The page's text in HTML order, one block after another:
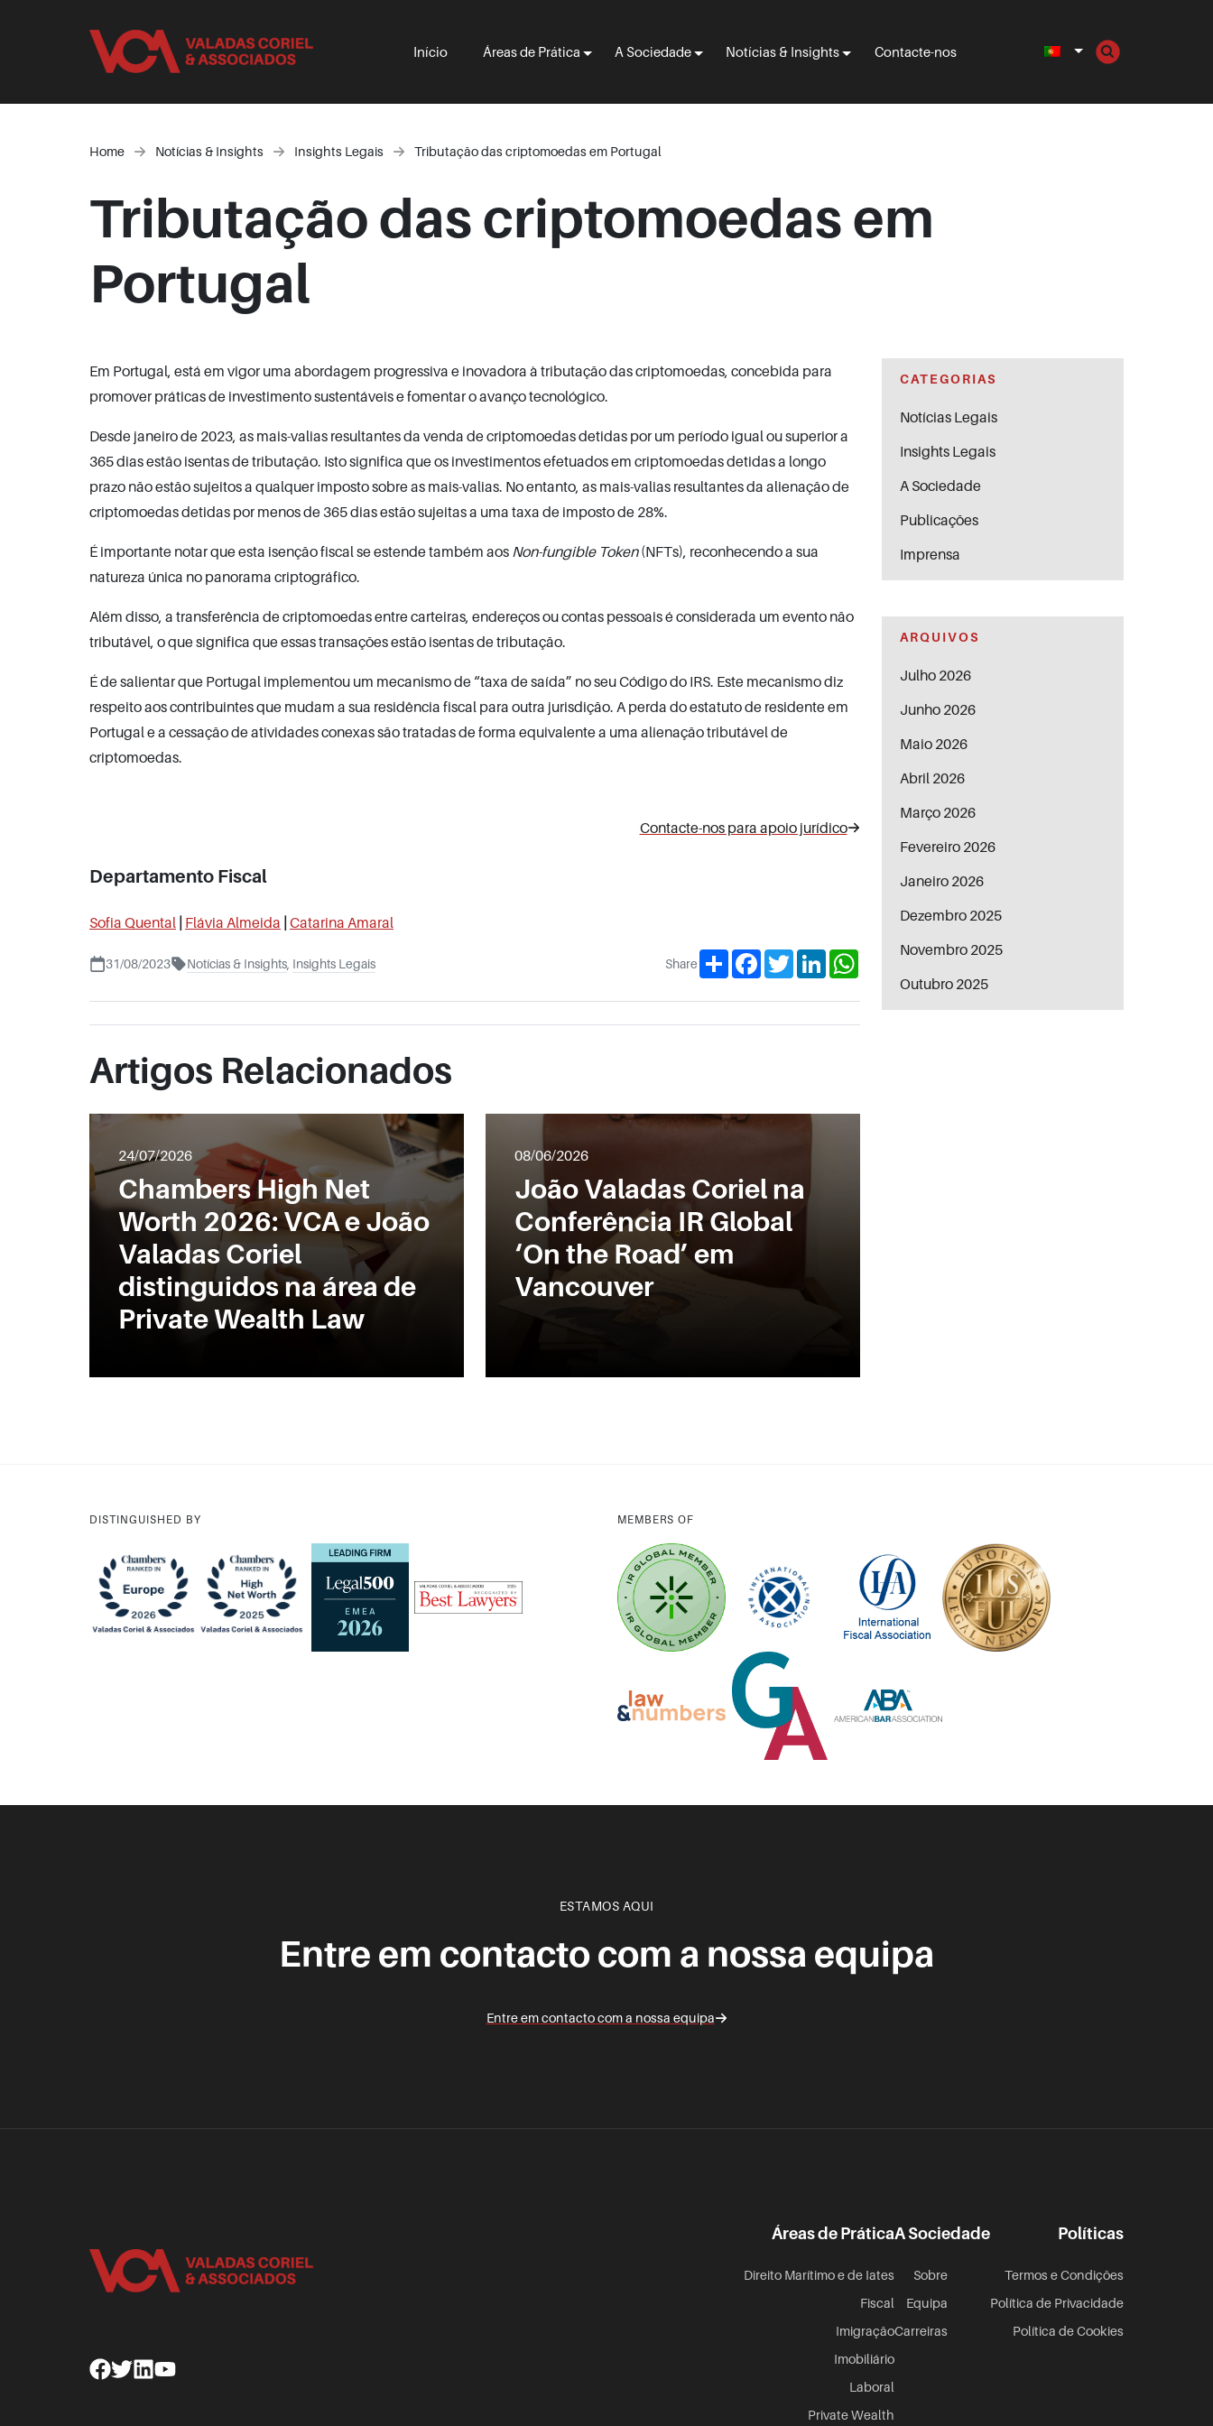
Início Áreas de Prática A Sociedade Notícias & Insights Contacte-nos
Home Notícias & Insights Insights Legais Tributação das criptomoedas em Portugal
Tributação das criptomoedas em
Portugal
Em Portugal, está em vigor uma abordagem progressiva e inovadora à tributação das criptomoedas, concebida para
promover práticas de investimento sustentáveis e fomentar o avanço tecnológico.
Desde janeiro de 2023, as mais-valias resultantes da venda de criptomoedas detidas por um período igual ou superior a
365 dias estão isentas de tributação. Isto significa que os investimentos efetuados em criptomoedas detidas a longo
prazo não estão sujeitos a qualquer imposto sobre as mais-valias. No entanto, as mais-valias resultantes da alienação de
criptomoedas detidas por menos de 365 dias estão sujeitas a uma taxa de imposto de 28%.
É importante notar que esta isenção fiscal se estende também aos Non-fungible Token(NFTs), reconhecendo a sua
natureza única no panorama criptográfico.
Além disso, a transferência de criptomoedas entre carteiras, endereços ou contas pessoais é considerada um evento não
tributável, o que significa que essas transações estão isentas de tributação.
É de salientar que Portugal implementou um mecanismo de “taxa de saída” no seu Código do IRS. Este mecanismo diz
respeito aos contribuintes que mudam a sua residência fiscal para outra jurisdição. A perda do estatuto de residente em
Portugal e a cessação de atividades conexas são tratadas de forma equivalente a uma alienação tributável de
criptomoedas.
Contacte-nos para apoio jurídico
Departamento Fiscal
Sofia Quental Flávia Almeida Catarina Amaral
31/08/2023 Notícias & Insights Insights Legais Share ShareFacebookTwitterLinkedInWhatsApp
Artigos Relacionados
24/07/2026
Chambers High Net
Worth 2026: VCA e João
Valadas Coriel
distinguidos na área de
Private Wealth Law
08/06/2026
João Valadas Coriel na
Conferência IR Global
‘On the Road’ em
Vancouver
CATEGORIAS
Notícias Legais
Insights Legais
A Sociedade
Publicações
Imprensa
ARQUIVOS
Julho 2026
Junho 2026
Maio 2026
Abril 2026
Março 2026
Fevereiro 2026
Janeiro 2026
Dezembro 2025
Novembro 2025
Outubro 2025
DISTINGUISHED BY MEMBERS OF
ESTAMOS AQUI
Entre em contacto com a nossa equipa
Entre em contacto com a nossa equipa
Áreas de Prática
Direito Marítimo e de Iates
Fiscal
Imigração
Imobiliário
Laboral
Private Wealth
A Sociedade
Sobre
Equipa
Carreiras
Políticas
Termos e Condições
Política de Privacidade
Política de Cookies
Facebook
TwitterLinkedinYoutube